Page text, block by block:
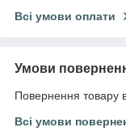
Всі умови оплати
Умови
Повернення товару
Всі умови